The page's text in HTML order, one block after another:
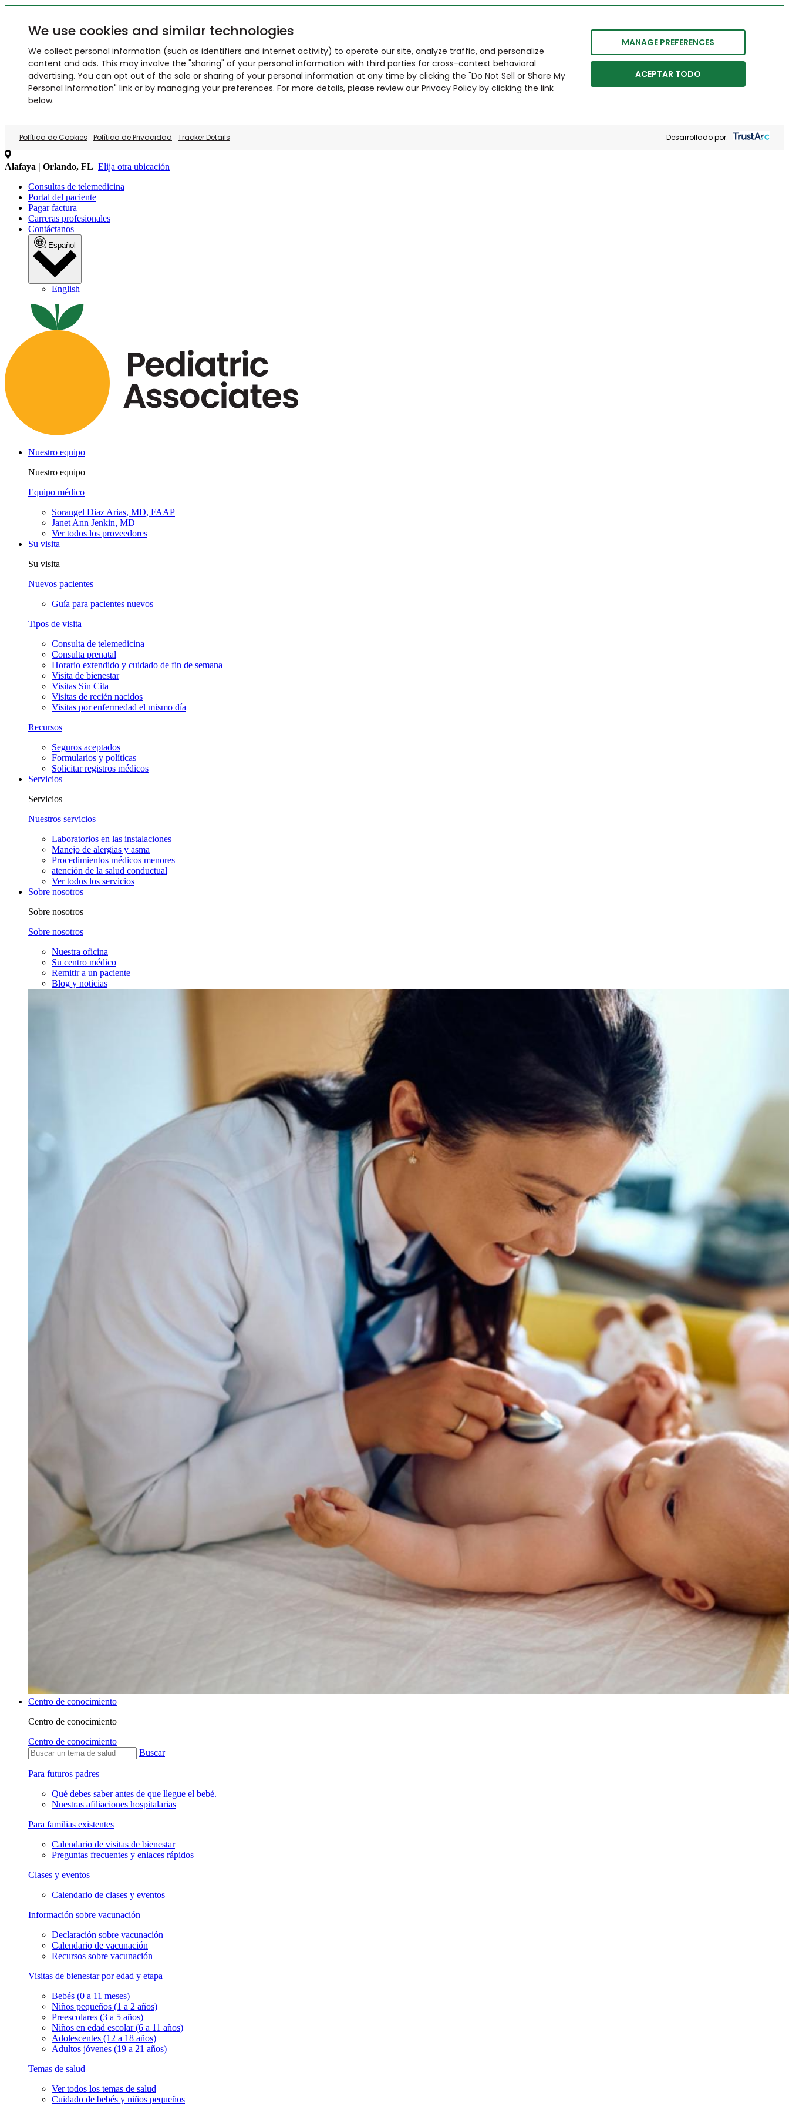
We use cookies and similar technologies
We collect personal information (such as identifiers and internet activity) to operate our site, analyze traffic, and personalize
content and ads. This may involve the "sharing" of your personal information with third parties for cross-context behavioral
advertising. You can opt out of the sale or sharing of your personal information at any time by clicking the "Do Not Sell or Share My
Personal Information" link or by managing your preferences. For more details, please review our Privacy Policy by clicking the link
below.
MANAGE PREFERENCES
ACEPTAR TODO
Política de Cookies Política de Privacidad Tracker Details Desarrollado por:
Alafaya | Orlando, FL Elija otra ubicación
Consultas de telemedicina
Portal del paciente
Pagar factura
Carreras profesionales
Contáctanos
Español
English
Nuestro equipo
Nuestro equipo
Equipo médico
Sorangel Diaz Arias, MD, FAAP
Janet Ann Jenkin, MD
Ver todos los proveedores
Su visita
Su visita
Nuevos pacientes
Guía para pacientes nuevos
Tipos de visita
Consulta de telemedicina
Consulta prenatal
Horario extendido y cuidado de fin de semana
Visita de bienestar
Visitas Sin Cita
Visitas de recién nacidos
Visitas por enfermedad el mismo día
Recursos
Seguros aceptados
Formularios y políticas
Solicitar registros médicos
Servicios
Servicios
Nuestros servicios
Laboratorios en las instalaciones
Manejo de alergias y asma
Procedimientos médicos menores
atención de la salud conductual
Ver todos los servicios
Sobre nosotros
Sobre nosotros
Sobre nosotros
Nuestra oficina
Su centro médico
Remitir a un paciente
Blog y noticias
Centro de conocimiento
Centro de conocimiento
Centro de conocimiento
Buscar
Para futuros padres
Qué debes saber antes de que llegue el bebé.
Nuestras afiliaciones hospitalarias
Para familias existentes
Calendario de visitas de bienestar
Preguntas frecuentes y enlaces rápidos
Clases y eventos
Calendario de clases y eventos
Información sobre vacunación
Declaración sobre vacunación
Calendario de vacunación
Recursos sobre vacunación
Visitas de bienestar por edad y etapa
Bebés (0 a 11 meses)
Niños pequeños (1 a 2 años)
Preescolares (3 a 5 años)
Niños en edad escolar (6 a 11 años)
Adolescentes (12 a 18 años)
Adultos jóvenes (19 a 21 años)
Temas de salud
Ver todos los temas de salud
Cuidado de bebés y niños pequeños